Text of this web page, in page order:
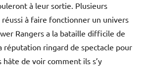
à leur sortie. Plusieurs
réussi à faire fonctionner un univers
Rangers a la bataille difficile de
réputation ringard de spectacle pour
hâte de voir comment ils s’y